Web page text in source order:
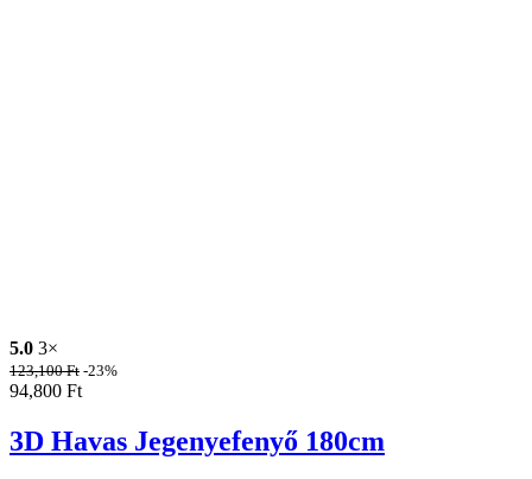
5.0 3×
123,100Ft -23%
94,800 Ft
3D Havas Jegenyefenyő 180cm